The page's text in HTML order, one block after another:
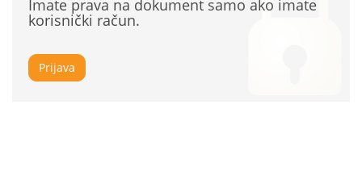
Imate prava na dokument samo ako imate
korisnički račun.
Prijava